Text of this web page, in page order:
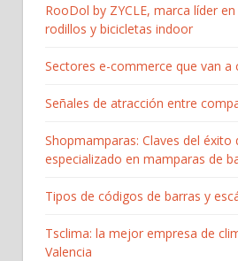
RooDol by ZYCLE, marca líder
rodillos y bicicletas indoor
Sectores e-commerce que van a
Señales de atracción entre
Shopmamparas: Claves del
especializado en mamparas de
Tipos de códigos de barras y
Tsclima: la mejor empresa de
Valencia